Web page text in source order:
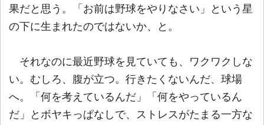
果だと思う。「お前は野球をやりなさい」という星
の下に生まれたのではないか、と。
それなのに最近野球を見ていても、ワクワクしな
い。むしろ、腹が立つ。行きたくないんだ、球場
へ。「何を考えているんだ」「何をやっているん
だ」とボヤキっぱなしで、ストレスがたまる一方な